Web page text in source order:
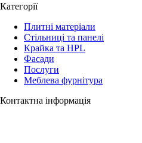
Категорії
Плитні матеріали
Стільниці та панелі
Крайка та HPL
Фасади
Послуги
Меблева фурнітура
Контактна інформація